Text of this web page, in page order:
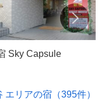
Sky Capsule
リアの宿（395件）